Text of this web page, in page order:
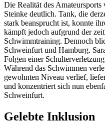
Die Realität des
Steinke deutlich. Tank, die
stark beansprucht ist, konnte
kämpft jedoch aufgrund der
Schwimmtraining. Dennoch
Schweinfurt und Hamburg.
Folgen einer
Während das Schwimmen
gewohnten Niveau verlief,
und konzentriert sich nun
Schweinfurt.
Gelebte Inklusion